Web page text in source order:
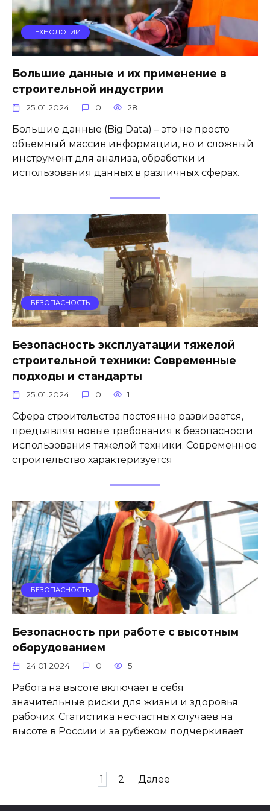
ТЕХНОЛОГИИ
Большие данные и их применение в
строительной индустрии
25.01.2024 0 28
Большие данные (Big Data) – это не просто
объёмный массив информации, но и сложный
инструмент для анализа, обработки и
использования данных в различных сферах.
БЕЗОПАСНОСТЬ
Безопасность эксплуатации тяжелой
строительной техники: Современные
подходы и стандарты
25.01.2024 0 1
Сфера строительства постоянно развивается,
предъявляя новые требования к безопасности
использования тяжелой техники. Современное
строительство характеризуется
БЕЗОПАСНОСТЬ
Безопасность при работе с высотным
оборудованием
24.01.2024 0 5
Работа на высоте включает в себя
значительные риски для жизни и здоровья
рабочих. Статистика несчастных случаев на
высоте в России и за рубежом подчеркивает
1 2 Далее